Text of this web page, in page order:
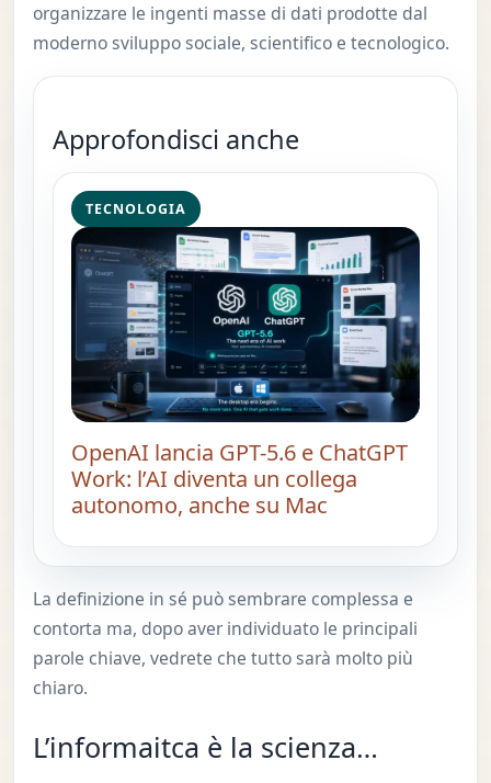
organizzare le ingenti masse di dati prodotte dal
moderno sviluppo sociale, scientifico e tecnologico.
Approfondisci anche
TECNOLOGIA
OpenAI lancia GPT-5.6 e ChatGPT
Work: l’AI diventa un collega
autonomo, anche su Mac
La definizione in sé può sembrare complessa e
contorta ma, dopo aver individuato le principali
parole chiave, vedrete che tutto sarà molto più
chiaro.
L’informaitca è la scienza…